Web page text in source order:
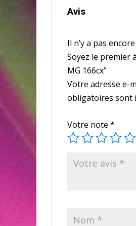
Avis
Il n’y a pas encore
Soyez le premier
MG 166cx”
Votre adresse e-
obligatoires sont
Votre note *